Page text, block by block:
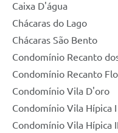
Caixa D'água
Chácaras do Lago
Chácaras São Bento
Condomínio Recanto
Condomínio Recanto
Condomínio Vila D'oro
Condomínio Vila Hípica I
Condomínio Vila Hípica II